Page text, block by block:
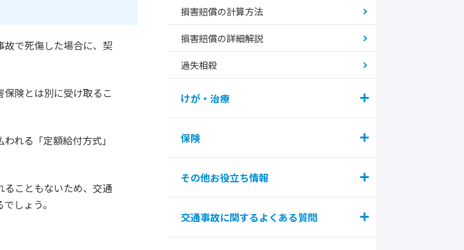
で死傷した場合に、契
険とは別に受け取るこ
れる「定額給付方式」
こともないため、交通
しょう。
損害賠償の計算方法
損害賠償の詳細解説
過失相殺
けが・治療
保険
その他お役立ち情報
交通事故に関するよくある質問